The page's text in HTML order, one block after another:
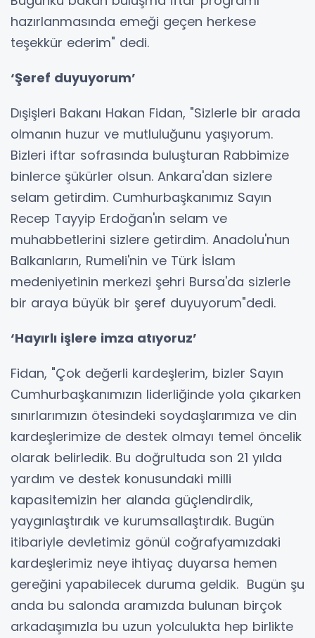
hazırlanmasında emeği geçen herkese
teşekkür ederim" dedi.
‘Şeref duyuyorum’
Dışişleri Bakanı Hakan Fidan, "Sizlerle bir arada
olmanın huzur ve mutluluğunu yaşıyorum.
Bizleri iftar sofrasında buluşturan Rabbimize
binlerce şükürler olsun. Ankara'dan sizlere
selam getirdim. Cumhurbaşkanımız Sayın
Recep Tayyip Erdoğan'ın selam ve
muhabbetlerini sizlere getirdim. Anadolu'nun
Balkanların, Rumeli'nin ve Türk İslam
medeniyetinin merkezi şehri Bursa'da sizlerle
bir araya büyük bir şeref duyuyorum"dedi.
‘Hayırlı işlere imza atıyoruz’
Fidan, "Çok değerli kardeşlerim, bizler Sayın
Cumhurbaşkanımızın liderliğinde yola çıkarken
sınırlarımızın ötesindeki soydaşlarımıza ve din
kardeşlerimize de destek olmayı temel öncelik
olarak belirledik. Bu doğrultuda son 21 yılda
yardım ve destek konusundaki milli
kapasitemizin her alanda güçlendirdik,
yaygınlaştırdık ve kurumsallaştırdık. Bugün
itibariyle devletimiz gönül coğrafyamızdaki
kardeşlerimiz neye ihtiyaç duyarsa hemen
gereğini yapabilecek duruma geldik. Bugün şu
anda bu salonda aramızda bulunan birçok
arkadaşımızla bu uzun yolculukta hep birlikte